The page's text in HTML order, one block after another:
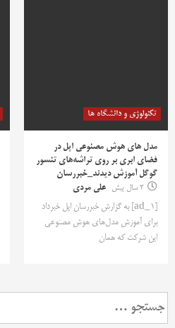
تکنولوژی و دانشگاه ها
مدل های هوش مصنوعی اپل در
فضای ابری بر روی تراشه‌های تنسور
گوگل آموزش دیدند_خبررسان
2 سال پیش
علی مردی
[ad_1] به گزارش خبررسان اپل خبرداد
برای آموزش مدل‌های هوش مصنوعی
این شرکت که همان
جستجو
برای: